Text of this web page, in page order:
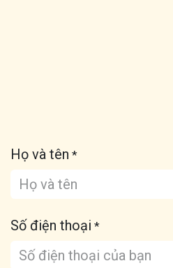
Họ và tên *
Số điện thoại *